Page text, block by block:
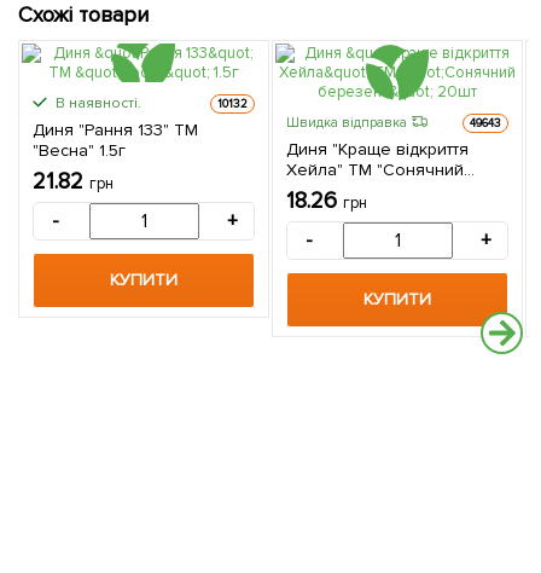
Схожі товари
В наявності. 10132
Диня "Рання 133" ТМ
"Весна" 1.5г
21.82 грн
- +
КУПИТИ
Швидка відправка 49643
Диня "Краще відкриття
Хейла" ТМ "Сонячний
березень" 20шт
18.26 грн
- +
КУПИТИ